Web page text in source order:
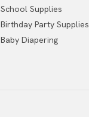
School Supplies
Birthday Party Supplies
Baby Diapering